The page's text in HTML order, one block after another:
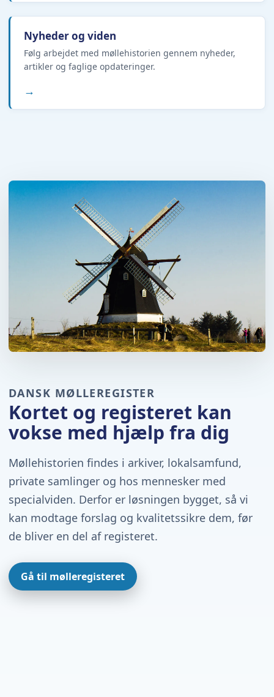
Nyheder og viden
Følg arbejdet med møllehistorien gennem nyheder,
artikler og faglige opdateringer.
→
DANSK MØLLEREGISTER
Kortet og registeret kan
vokse med hjælp fra dig
Møllehistorien findes i arkiver, lokalsamfund,
private samlinger og hos mennesker med
specialviden. Derfor er løsningen bygget, så vi
kan modtage forslag og kvalitetssikre dem, før
de bliver en del af registeret.
Gå til mølleregisteret